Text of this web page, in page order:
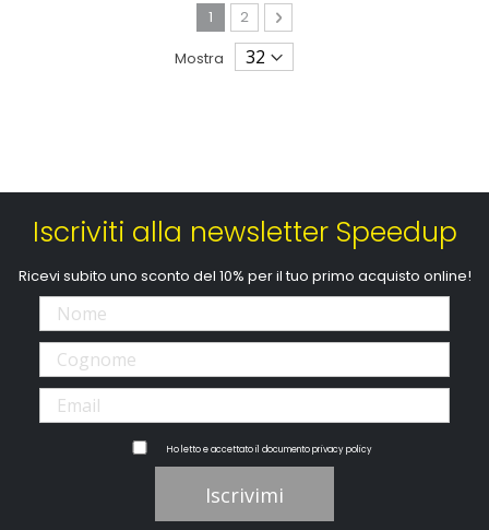
Pagina
Attualmente stai leggendo la pagina
1 Pagina
2 Pagina
Avanti
Mostra
Iscriviti alla newsletter Speedup
Ricevi subito uno sconto del 10% per il tuo primo acquisto online!
Ho letto e accettato il documentoprivacy policy
Iscrivimi